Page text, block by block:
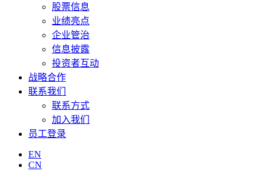
股票信息
业绩亮点
企业管治
信息披露
投资者互动
战略合作
联系我们
联系方式
加入我们
员工登录
EN
CN